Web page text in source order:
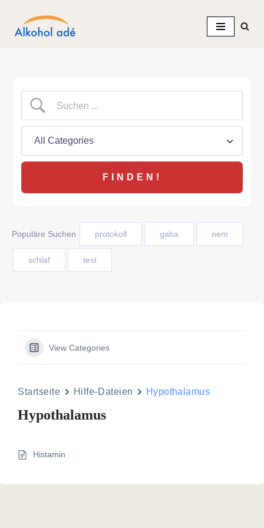
Zum
Populäre Suchen protokoll gaba nem
schlaf test
View Categories
Startseite Hilfe-Dateien Hypothalamus
Hypothalamus
Histamin